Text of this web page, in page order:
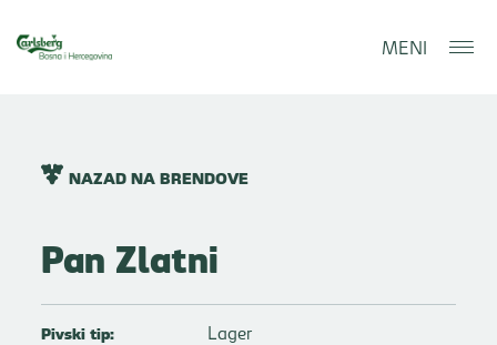
MENI
NAZAD NA BRENDOVE
Pan Zlatni
Pivski tip: Lager